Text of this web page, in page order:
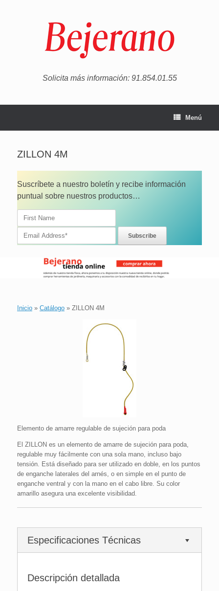
Solicita más información: 91.854.01.55
Menú
ZILLON 4M
Suscríbete a nuestro boletín y recibe información
puntual sobre nuestros productos…
Inicio » Catálogo » ZILLON 4M
Elemento de amarre regulable de sujeción para poda
El ZILLON es un elemento de amarre de sujeción para poda,
regulable muy fácilmente con una sola mano, incluso bajo
tensión. Está diseñado para ser utilizado en doble, en los puntos
de enganche laterales del arnés, o en simple en el punto de
enganche ventral y con la mano en el cabo libre. Su color
amarillo asegura una excelente visibilidad.
Especificaciones Técnicas
Descripción detallada